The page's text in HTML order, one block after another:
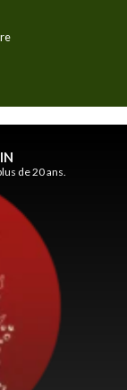
de 20 ans.